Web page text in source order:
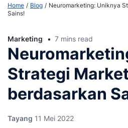
Home Blog
Neuromarketing: Uniknya
Sains!
Marketing 7 mins read
Strategi
berdasarkan
Tayang 11 Mei 2022